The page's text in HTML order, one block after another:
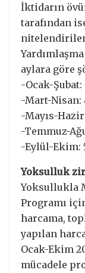
İktidarın
tarafından
aylara göre
-Ocak-
-Mart-Nisan:
-Mayıs-
-Temmuz-
-Eylül-Ekim:
Yoksulluk
Yoksullukla
Programı
harcama,
yapılan
Ocak-Ekim
mücadele